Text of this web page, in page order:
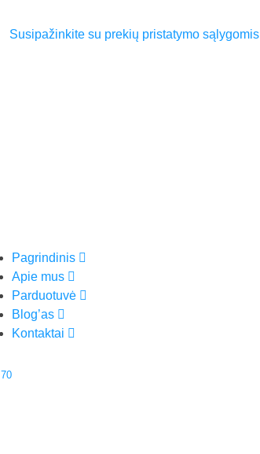
Susipažinkite su prekių pristatymo sąlygomis
70
Pagrindinis
Apie mus
Parduotuvė
Blog’as
Kontaktai